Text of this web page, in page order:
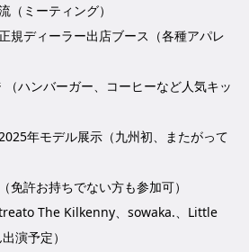
（ミーティング）
規ディーラー出店ブース（各種アパレ
（ハンバーガー、コーヒーなど人気キッ
年モデル展示（九州初、またがって
免許お持ちでない方も参加可）
treato The Kilkenny、sowaka.、Little
演予定）